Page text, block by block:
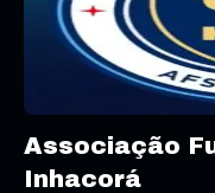
Associação
Inhacorá